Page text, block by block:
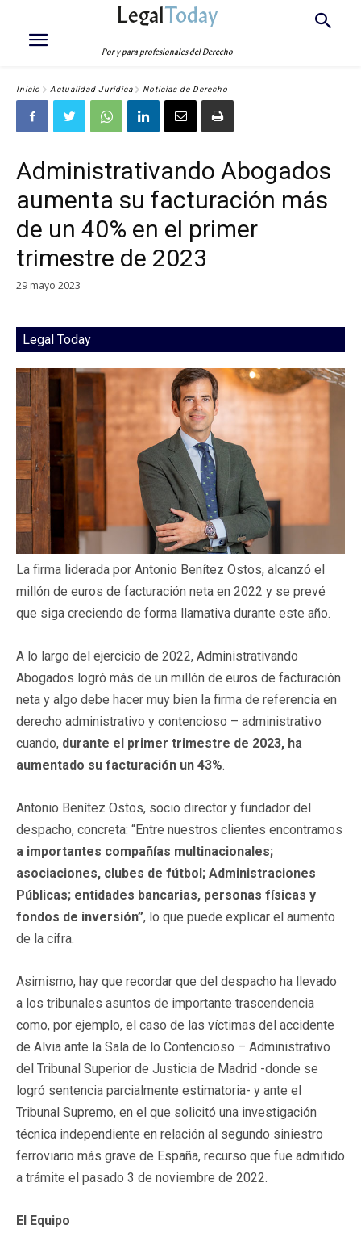
LegalToday
Por y para profesionales del Derecho
Inicio Actualidad Jurídica Noticias de Derecho
Administrativando Abogados
aumenta su facturación más
de un 40% en el primer
trimestre de 2023
29 mayo 2023
Legal Today
La firma liderada por Antonio Benítez Ostos, alcanzó el
millón de euros de facturación neta en 2022 y se prevé
que siga creciendo de forma llamativa durante este año.
A lo largo del ejercicio de 2022, Administrativando
Abogados logró más de un millón de euros de facturación
neta y algo debe hacer muy bien la firma de referencia en
derecho administrativo y contencioso – administrativo
cuando, durante el primer trimestre de 2023, ha
aumentado su facturación un 43%.
Antonio Benítez Ostos, socio director y fundador del
despacho, concreta: “Entre nuestros clientes encontramos
a importantes compañías multinacionales;
asociaciones, clubes de fútbol; Administraciones
Públicas; entidades bancarias, personas físicas y
fondos de inversión”, lo que puede explicar el aumento
de la cifra.
Asimismo, hay que recordar que del despacho ha llevado
a los tribunales asuntos de importante trascendencia
como, por ejemplo, el caso de las víctimas del accidente
de Alvia ante la Sala de lo Contencioso – Administrativo
del Tribunal Superior de Justicia de Madrid -donde se
logró sentencia parcialmente estimatoria- y ante el
Tribunal Supremo, en el que solicitó una investigación
técnica independiente en relación al segundo siniestro
ferroviario más grave de España, recurso que fue admitido
a trámite el pasado 3 de noviembre de 2022.
El Equipo